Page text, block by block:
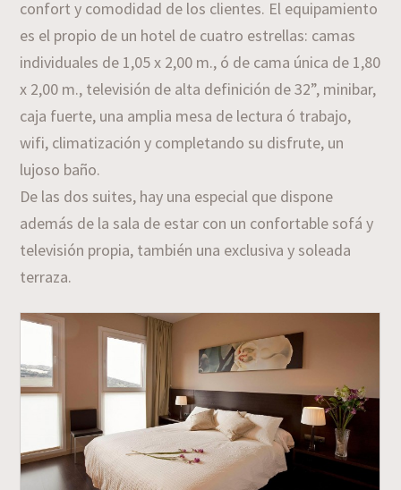
confort y comodidad de los clientes. El equipamiento
es el propio de un hotel de cuatro estrellas: camas
individuales de 1,05 x 2,00 m., ó de cama única de 1,80
x 2,00 m., televisión de alta definición de 32”, minibar,
caja fuerte, una amplia mesa de lectura ó trabajo,
wifi, climatización y completando su disfrute, un
lujoso baño.
De las dos suites, hay una especial que dispone
además de la sala de estar con un confortable sofá y
televisión propia, también una exclusiva y soleada
terraza.